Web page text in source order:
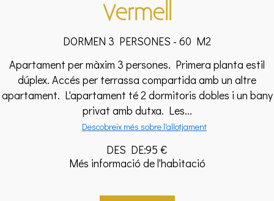
Vermell
DORMEN 3 PERSONES - 60 M2
Apartament per màxim 3 persones. Primera planta estil
dúplex. Accés per terrassa compartida amb un altre
apartament. L'apartament té 2 dormitoris dobles i un bany
privat amb dutxa. Les...
Descobreix més sobre l'allotjament
DES DE:95 €
Més informació de l'habitació